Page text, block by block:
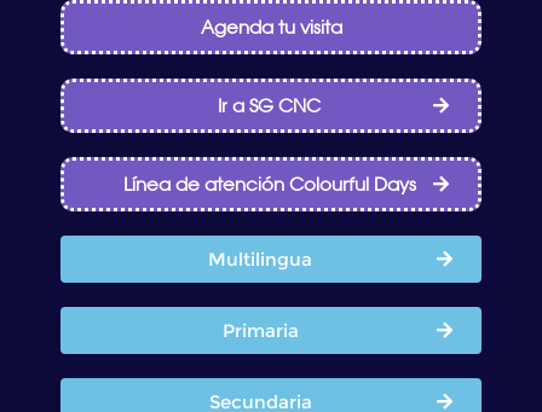
Agenda tu visita
Ir a SG CNC
Línea de atención Colourful Days
Multilingua
Primaria
Secundaria